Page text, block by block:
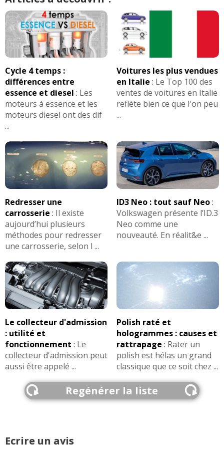
Cycle 4 temps :
différences entre
essence et diesel : Les
moteurs à essence et les
moteurs diesel ont des dif
...
Voitures les plus vendues
en Italie : Le Top 100 des
ventes de voitures en Italie
reflète bien ce que l'on peu
...
Redresser une
carrosserie : Il existe
aujourd’hui plusieurs
méthodes pour redresser
une carrosserie, selon l ...
ID3 Neo : tout sauf Neo:
Volkswagen présente l’ID.3
Neo comme une
nouveauté. En réalit&e ...
Le collecteur d'admission
: utilité et
fonctionnement : Le
collecteur d'admission peut
aussi être appelé ...
Polish raté et
hologrammes : causes et
rattrapage : Rater un
polish est hélas un grand
classique que ce soit chez ...
Regénérer la liste
Ecrire un avis